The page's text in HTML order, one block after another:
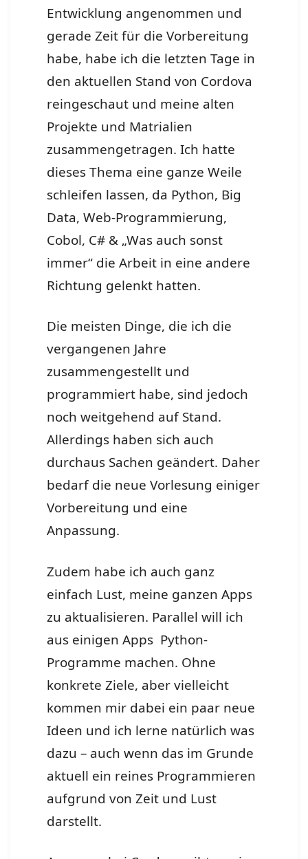
Entwicklung angenommen und
gerade Zeit für die Vorbereitung
habe, habe ich die letzten Tage in
den aktuellen Stand von Cordova
reingeschaut und meine alten
Projekte und Matrialien
zusammengetragen. Ich hatte
dieses Thema eine ganze Weile
schleifen lassen, da Python, Big
Data, Web-Programmierung,
Cobol, C# & „Was auch sonst
immer“ die Arbeit in eine andere
Richtung gelenkt hatten.
Die meisten Dinge, die ich die
vergangenen Jahre
zusammengestellt und
programmiert habe, sind jedoch
noch weitgehend auf Stand.
Allerdings haben sich auch
durchaus Sachen geändert. Daher
bedarf die neue Vorlesung einiger
Vorbereitung und eine
Anpassung.
Zudem habe ich auch ganz
einfach Lust, meine ganzen Apps
zu aktualisieren. Parallel will ich
aus einigen Apps Python-
Programme machen. Ohne
konkrete Ziele, aber vielleicht
kommen mir dabei ein paar neue
Ideen und ich lerne natürlich was
dazu – auch wenn das im Grunde
aktuell ein reines Programmieren
aufgrund von Zeit und Lust
darstellt.